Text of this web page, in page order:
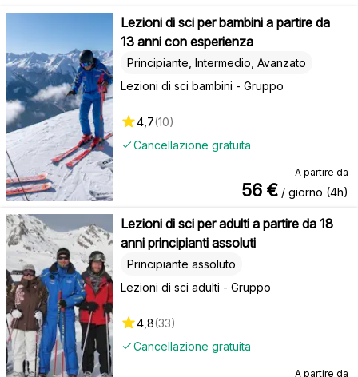
Lezioni di sci per bambini a partire da
13 anni con esperienza
Lezioni di sci bambini - Gruppo
Principiante, Intermedio, Avanzato
Cancellazione gratuita
4,7(10)
A partire da
56 € / giorno (4h)
Lezioni di sci per adulti a partire da 18
anni principianti assoluti
Lezioni di sci adulti - Gruppo
Principiante assoluto
Cancellazione gratuita
4,8(33)
A partire da